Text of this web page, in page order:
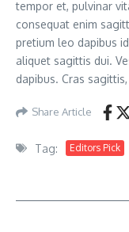
tempor et, pulvinar
consequat enim
pretium leo dapibus
aliquet sagittis dui.
dapibus. Cras
Share Article
Tag: Editors Pick